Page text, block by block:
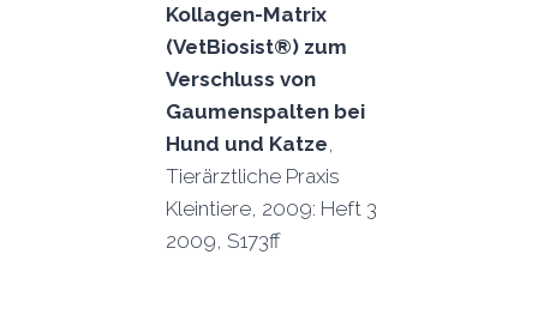
Kollagen-Matrix
(VetBiosist®) zum
Verschluss von
Gaumenspalten bei
Hund und Katze,
Tierärztliche Praxis
Kleintiere, 2009: Heft 3
2009, S173ff